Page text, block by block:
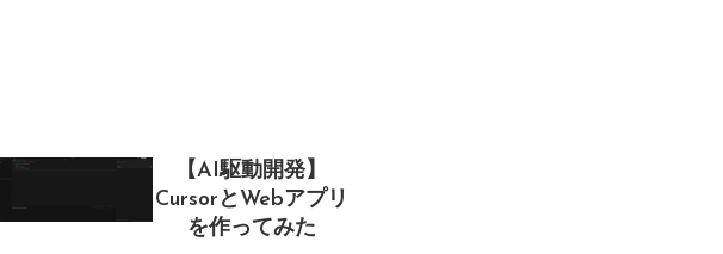
【AI駆動開発】
CursorとWebアプリ
を作ってみた